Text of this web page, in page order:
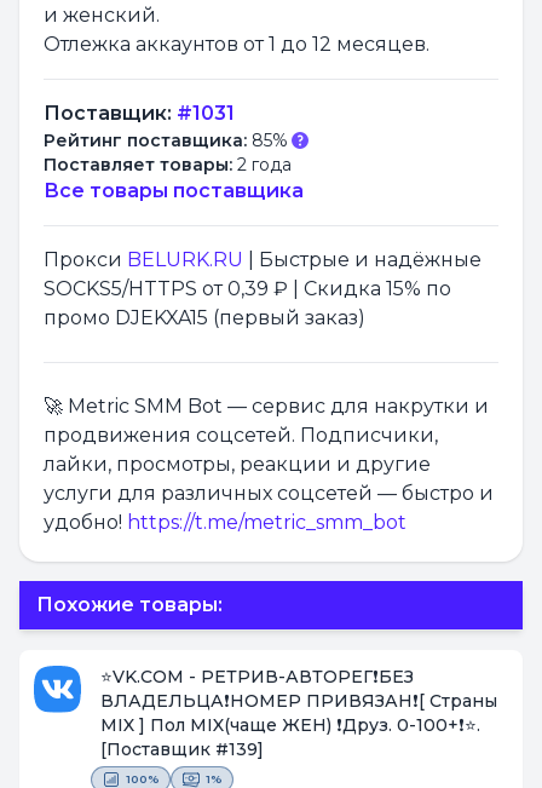
и женский.
Отлежка аккаунтов от 1 до 12 месяцев.
Поставщик: #1031
Рейтинг поставщика: 85%
Поставляет товары: 2 года
Все товары поставщика
Прокси BELURK.RU
| Быстрые и надёжные
SOCKS5/HTTPS от 0,39 ₽ | Скидка 15% по
промо DJEKXA15 (первый заказ)
🚀 Metric SMM Bot — сервис для накрутки и
продвижения соцсетей. Подписчики,
лайки, просмотры, реакции и другие
услуги для различных соцсетей — быстро и
удобно! https://t.me/metric_smm_bot
Похожие товары:
⭐️VK.COM - РЕТРИВ-АВТОРЕГ❗БЕЗ
ВЛАДЕЛЬЦА❗НОМЕР ПРИВЯЗАН❗[ Страны
MIX ] Пол MIX(чаще ЖЕН) ❗Друз. 0-100+❗⭐️.
[Поставщик #139]
100% 1%